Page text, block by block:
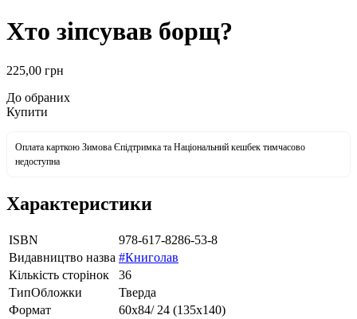
Хто зіпсував борщ?
225,00 грн
До обраних
Купити
Оплата карткою Зимова Єпідтримка та Національний кешбек тимчасово
недоступна
Характеристики
ISBN
978-617-8286-53-8
Видавництво назва #Книголав
Кількість сторінок
36
ТипОбложки
Тверда
Формат
60х84/ 24 (135х140)